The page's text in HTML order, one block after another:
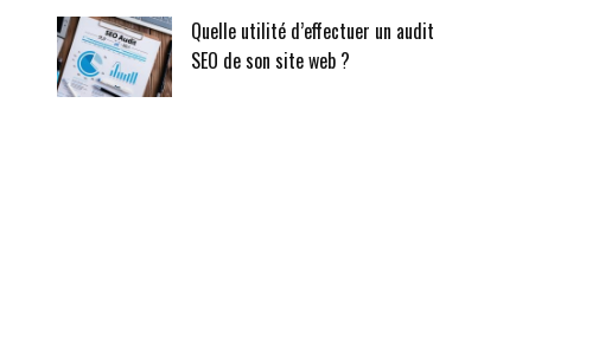
Quelle utilité d’effectuer un audit
SEO de son site web ?